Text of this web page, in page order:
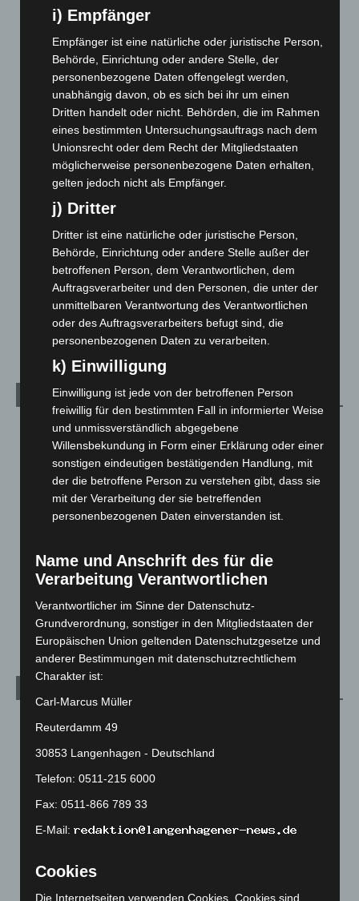
7. August 2026
Hannover: Erste Tigermücken-Population in Niedersachsen
entdeckt
7. August 2026
Brand im „Haus der Begegnung“ in Neuwarmbüchen schnell
eingedämmt
6. August 2026
Region Hannover: 21 neue Notfallsanitäter starten beim
Roten Kreuz
5. August 2026
Mann läuft mit Hockeyschläger über A7 – Polizei sucht
Zeugen
5. August 2026
Celle: Mensch stirbt bei Bagger-Unfall auf Baustelle
5. August 2026
Kategorien
Blaulicht
Corona-News
712
Hannover und Region
5.039
Langenhagen und Ortsteile
Leserbriefe
Über uns
Veranstaltungen
Welt
1.271
August 2026(14)
Juli 2026 (73)
Juni 2026
(139)
Februar 2026
Januar 2026
(122)
i) Empfänger
Empfänger ist eine natürliche oder juristische Person,
Behörde, Einrichtung oder andere Stelle, der
personenbezogene Daten offengelegt werden,
unabhängig davon, ob es sich bei ihr um einen
Dritten handelt oder nicht. Behörden, die im Rahmen
eines bestimmten Untersuchungsauftrags nach dem
Unionsrecht oder dem Recht der Mitgliedstaaten
möglicherweise personenbezogene Daten erhalten,
gelten jedoch nicht als Empfänger.
j) Dritter
Dritter ist eine natürliche oder juristische Person,
Behörde, Einrichtung oder andere Stelle außer der
betroffenen Person, dem Verantwortlichen, dem
Auftragsverarbeiter und den Personen, die unter der
unmittelbaren Verantwortung des Verantwortlichen
oder des Auftragsverarbeiters befugt sind, die
personenbezogenen Daten zu verarbeiten.
k) Einwilligung
Einwilligung ist jede von der betroffenen Person
freiwillig für den bestimmten Fall in informierter Weise
und unmissverständlich abgegebene
Willensbekundung in Form einer Erklärung oder einer
sonstigen eindeutigen bestätigenden Handlung, mit
der die betroffene Person zu verstehen gibt, dass sie
mit der Verarbeitung der sie betreffenden
personenbezogenen Daten einverstanden ist.
Name und Anschrift des für die
Verarbeitung Verantwortlichen
Verantwortlicher im Sinne der Datenschutz-
Grundverordnung, sonstiger in den Mitgliedstaaten der
Europäischen Union geltenden Datenschutzgesetze und
anderer Bestimmungen mit datenschutzrechtlichem
Charakter ist:
Carl-Marcus Müller
Reuterdamm 49
30853 Langenhagen - Deutschland
Telefon: 0511-215 6000
Fax: 0511-866 789 33
E-Mail:
Cookies
Die Internetseiten verwenden Cookies. Cookies sind